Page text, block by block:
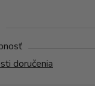
doručenia